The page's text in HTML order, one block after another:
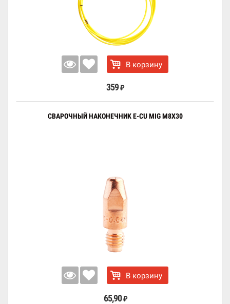
В корзину
359 ₽
СВАРОЧНЫЙ НАКОНЕЧНИК E-CU MIG M8X30
В корзину
65,90 ₽